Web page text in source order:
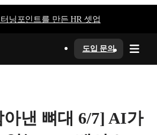
닝포인트를 만든 HR 셋업
도입 문의
낸 뼈대 6/7] AI가